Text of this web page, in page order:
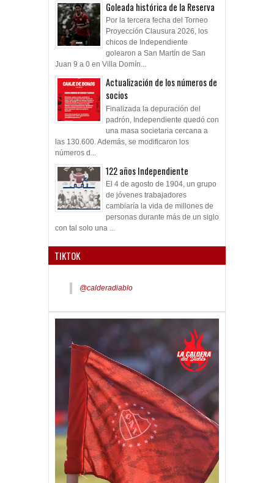
Goleada histórica de la Reserva
Por la tercera fecha del Torneo
Proyección Clausura 2026, los
chicos de Independiente
golearon a San Martín de San
Juan 9 a 0 en Villa Domín...
Actualización de los números de
socios
Finalizada la depuración del
padrón, Independiente quedó con
una masa societaria cercana a
las 130.600. Además, se modificaron los
números d...
122 años Independiente
El 4 de agosto de 1904, un grupo
de jóvenes trabajadores
cambiaría la vida de millones de
personas durante más de un siglo
con tal solo una ...
TIKTOK
@calderadiablo